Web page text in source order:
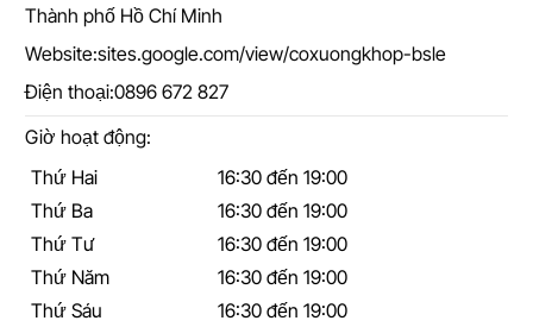
Thành phố Hồ Chí Minh
Website:sites.google.com/view/coxuongkhop-bsle
Điện thoại:0896 672 827
Giờ hoạt động:
Thứ Hai
16:30 đến 19:00
Thứ Ba
16:30 đến 19:00
Thứ Tư
16:30 đến 19:00
Thứ Năm
16:30 đến 19:00
Thứ Sáu
16:30 đến 19:00